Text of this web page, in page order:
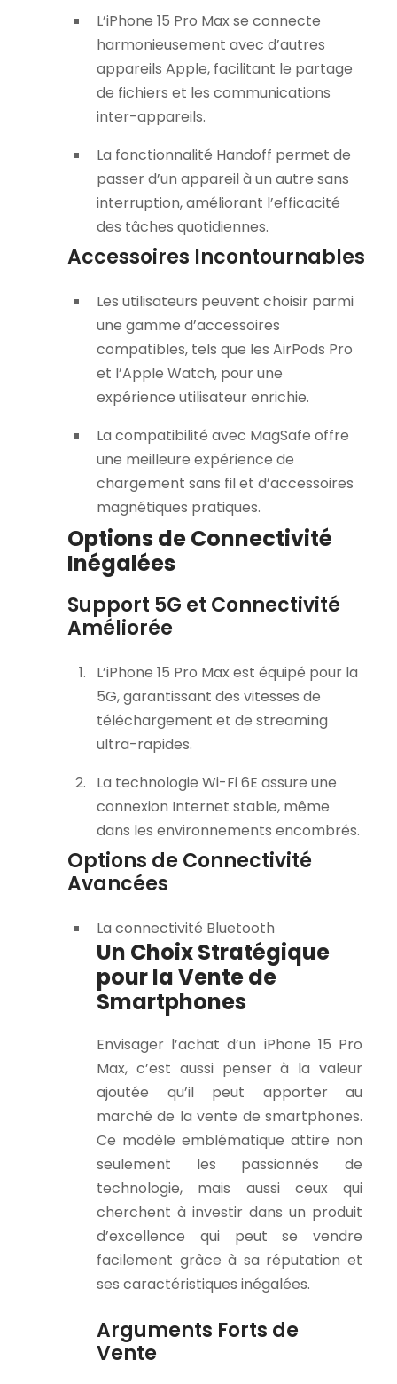
L’iPhone 15 Pro Max se connecte
harmonieusement avec d’autres
appareils Apple, facilitant le partage
de fichiers et les communications
inter-appareils.
La fonctionnalité Handoff permet de
passer d’un appareil à un autre sans
interruption, améliorant l’efficacité
des tâches quotidiennes.
Accessoires Incontournables
Les utilisateurs peuvent choisir parmi
une gamme d’accessoires
compatibles, tels que les AirPods Pro
et l’Apple Watch, pour une
expérience utilisateur enrichie.
La compatibilité avec MagSafe offre
une meilleure expérience de
chargement sans fil et d’accessoires
magnétiques pratiques.
Options de Connectivité
Inégalées
Support 5G et Connectivité
Améliorée
L’iPhone 15 Pro Max est équipé pour la
5G, garantissant des vitesses de
téléchargement et de streaming
ultra-rapides.
La technologie Wi-Fi 6E assure une
connexion Internet stable, même
dans les environnements encombrés.
Options de Connectivité
Avancées
La connectivité Bluetooth
Un Choix Stratégique
pour la Vente de
Smartphones
Envisager l’achat d’un iPhone 15 Pro
Max, c’est aussi penser à la valeur
ajoutée qu’il peut apporter au
marché de la vente de smartphones.
Ce modèle emblématique attire non
seulement les passionnés de
technologie, mais aussi ceux qui
cherchent à investir dans un produit
d’excellence qui peut se vendre
facilement grâce à sa réputation et
ses caractéristiques inégalées.
Arguments Forts de
Vente